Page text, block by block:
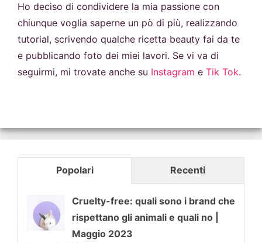
Ho deciso di condividere la mia passione con
chiunque voglia saperne un pò di più, realizzando
tutorial, scrivendo qualche ricetta beauty fai da te
e pubblicando foto dei miei lavori. Se vi va di
seguirmi, mi trovate anche su Instagram e Tik Tok.
Popolari Recenti
Cruelty-free: quali sono i brand che
rispettano gli animali e quali no |
Maggio 2023